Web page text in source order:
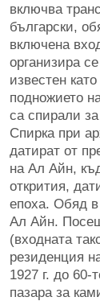
включва
български,
включена
организира
известен
подножието
са спирали
Спирка при
датират от
на Ал Айн,
открития,
епоха. Обяд в
Ал Айн.
(входната
резиденция
1927 г. до
пазара за